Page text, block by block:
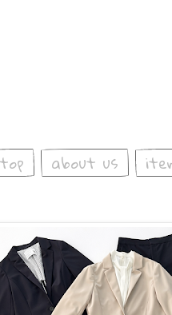
top about us